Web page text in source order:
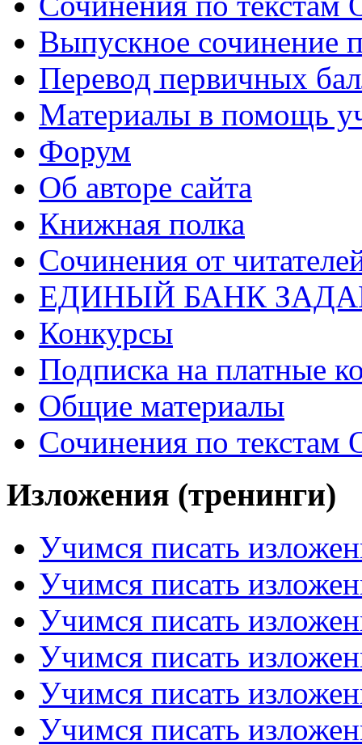
Выпускное сочинение
Перевод первичных
Материалы в помощь
Форум
Об авторе сайта
Книжная полка
Cочинения от
ЕДИНЫЙ БАНК
Конкурсы
Подписка на платные
Общие материалы
Сочинения по текстам
Изложения (тренинги)
Учимся писать
Учимся писать
Учимся писать
Учимся писать
Учимся писать
Учимся писать